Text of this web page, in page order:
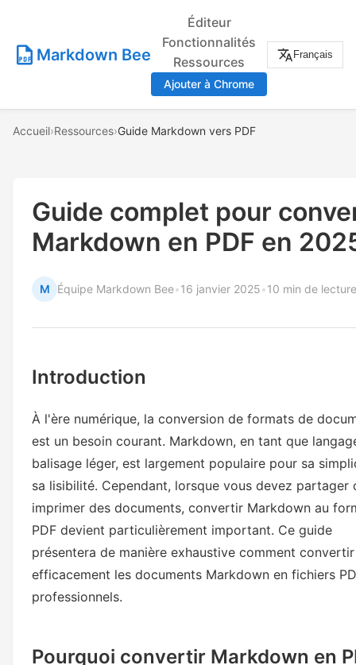
Markdown Bee
Éditeur
Fonctionnalités
Ressources
Ajouter à Chrome
Français
Accueil›Ressources›Guide Markdown vers PDF
Guide complet pour
Markdown en PDF en
M Équipe Markdown Bee•16 janvier 2025•10 min de lecture
Introduction
À l'ère numérique, la conversion de formats de
est un besoin courant. Markdown, en tant que
balisage léger, est largement populaire pour sa
sa lisibilité. Cependant, lorsque vous devez partager
imprimer des documents, convertir Markdown au
PDF devient particulièrement important. Ce guide
présentera de manière exhaustive comment convertir
efficacement les documents Markdown en fichiers
professionnels.
Pourquoi convertir Markdown en